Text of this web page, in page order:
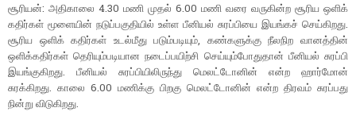
சூரியன்: அதிகாலை 4.30 மணி முதல் 6.00 மணி வரை வருகின்ற சூரிய ஒளிக்
கதிர்கள் மூளையின் நடுப்பகுதியில் உள்ள பீனியல் சுரப்பியை இயங்கச் செய்கிறது.
சூரிய ஒளிக் கதிர்கள் உடல்மீது படும்படியும், கண்களுக்கு நீலநிற வானத்தின்
ஒளிக்கதிர்கள் தெரியும்படியான நடைப்பயிற்சி செய்யும்போதுதான் பீனியல் சுரப்பி
இயங்குகிறது. பீனியல் சுரப்பியிலிருந்து மெலட்டோனின் என்ற ஹார்மோன்
சுரக்கிறது. காலை 6.00 மணிக்கு பிறகு மெலட்டோனின் என்ற திரவம் சுரப்பது
நின்று விடுகிறது.